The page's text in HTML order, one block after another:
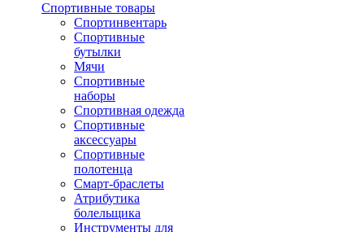
Спортивные товары
Спортинвентарь
Спортивные
бутылки
Мячи
Спортивные
наборы
Спортивная одежда
Спортивные
аксессуары
Спортивные
полотенца
Смарт-браслеты
Атрибутика
болельщика
Инструменты для